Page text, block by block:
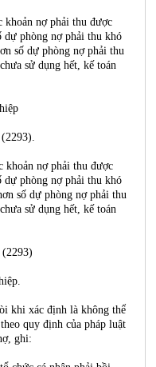
khoản nợ phải thu được
dự phòng nợ phải thu khó
số dự phòng nợ phải thu
sử dụng hết, kế toán
khoản nợ phải thu được
dự phòng nợ phải thu khó
số dự phòng nợ phải thu
sử dụng hết, kế toán
khi xác định là không thể
quy định của pháp luật
ghi: